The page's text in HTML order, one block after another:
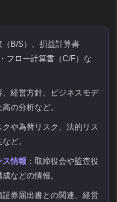
（B/S）、損益計算書
フロー計算書（C/F）な
、経営方針、ビジネスモデ
の分析など。
クや為替リスク、法的リス
ど。
ス情報 ：取締役会や監査役
などの情報。
証券届出書との関連、経営